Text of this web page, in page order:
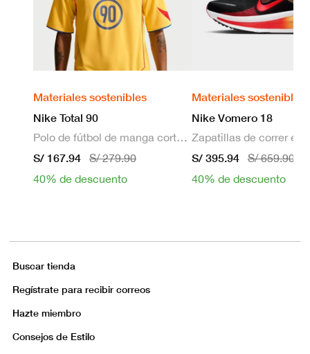
Materiales sostenibles
Nike Total 90
Polo de fútbol de manga corta Dri-FIT para hombre
S/ 167.94
S/ 279.90
40% de descuento
Materiales sostenibles
Nike Vomero 18
S/ 395.94
S/ 659.90
40% de descuento
Buscar tienda
Regístrate para recibir correos
Hazte miembro
Consejos de Estilo